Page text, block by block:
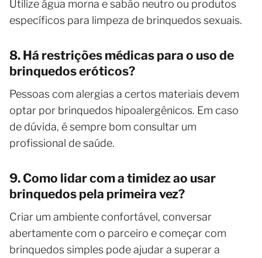
Utilize água morna e sabão neutro ou produtos
específicos para limpeza de brinquedos sexuais.
8. Há restrições médicas para o uso de
brinquedos eróticos?
Pessoas com alergias a certos materiais devem
optar por brinquedos hipoalergênicos. Em caso
de dúvida, é sempre bom consultar um
profissional de saúde.
9. Como lidar com a timidez ao usar
brinquedos pela primeira vez?
Criar um ambiente confortável, conversar
abertamente com o parceiro e começar com
brinquedos simples pode ajudar a superar a